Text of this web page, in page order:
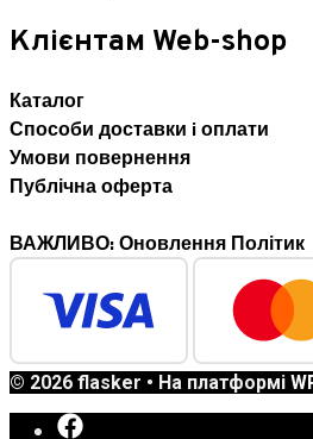
Клієнтам Web-shop
Каталог
Способи доставки i оплати
Умови повернення
Публічна оферта
ВАЖЛИВО: Оновлення Політик
© 2026 flasker • На платформі